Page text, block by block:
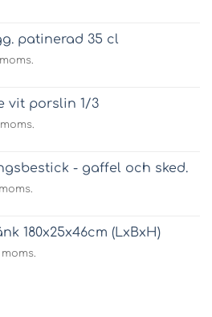
patinerad 35 cl
vit porslin 1/3
- gaffel och sked.
180x25x46cm (LxBxH)